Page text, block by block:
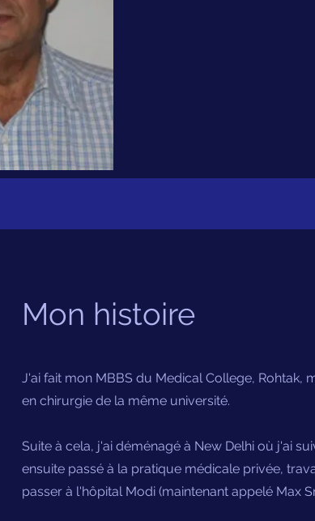
Mon histoire
J'ai fait mon MBBS du Medical College, Rohtak,
en chirurgie de la même université.
Suite à cela, j'ai déménagé à New Delhi où j'ai
ensuite passé à la pratique médicale privée,
passer à l'hôpital Modi (maintenant appelé Max